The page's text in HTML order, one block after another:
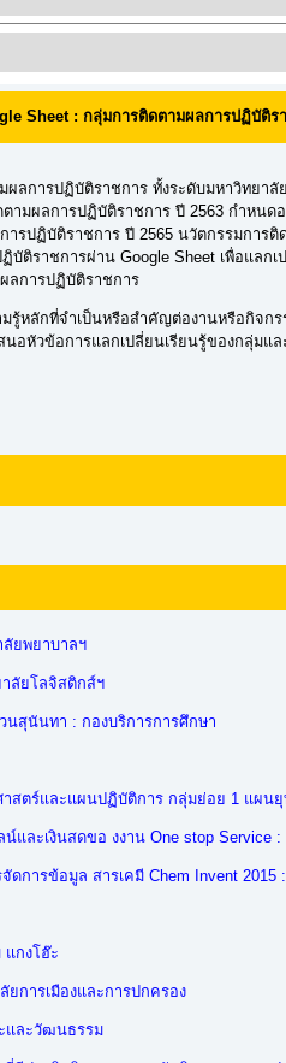
Sheet : กลุ่มการติดตามผลการปฏิบัติร
รปฏิบัติราชการ ทั้งระดับมหาวิทยาลัย
ามผลการปฏิบัติราชการ ปี 2563 กำหน
รปฏิบัติราชการ ปี 2565 นวัตกรรมการติ
ติราชการผ่าน Google Sheet เพื่อแลก
ลการปฏิบัติราชการ
ที่จำเป็นหรือสำคัญต่องานหรือกิจกรร
อหัวข้อการแลกเปลี่ยนเรียนรู้ของกลุ่มแ
ยพยาบาลฯ
ลัยโลจิสติกส์ฯ
นสุนันทา : กองบริการการศึกษา
สตร์และแผนปฏิบัติการ กลุ่มย่อย 1 แผน
ละเงินสดขอ งงาน One stop Service
การข้อมูล สารเคมี Chem Invent
กงโฮ๊ะ
การเมืองและการปกครอง
และวัฒนธรรม